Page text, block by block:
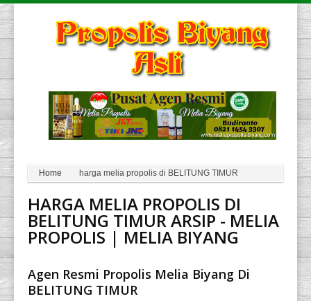
Home harga melia propolis di BELITUNG TIMUR
HARGA MELIA PROPOLIS DI
BELITUNG TIMUR ARSIP - MELIA
PROPOLIS | MELIA BIYANG
Agen Resmi Propolis Melia Biyang Di
BELITUNG TIMUR